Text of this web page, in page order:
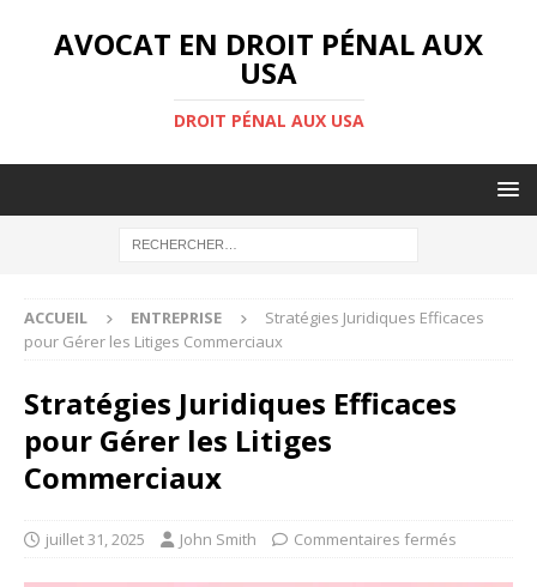
AVOCAT EN DROIT PÉNAL AUX
USA
DROIT PÉNAL AUX USA
ACCUEIL ENTREPRISE
Stratégies Juridiques Efficaces
pour Gérer les Litiges Commerciaux
Stratégies Juridiques Efficaces
pour Gérer les Litiges
Commerciaux
juillet 31, 2025 John Smith Commentaires fermés